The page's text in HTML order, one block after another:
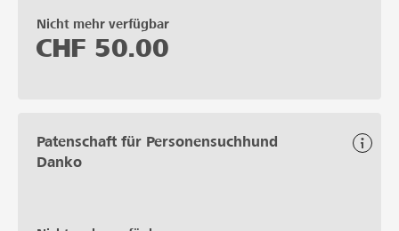
Nicht mehr verfügbar
CHF 50.00
Patenschaft für Personensuchhund
Danko